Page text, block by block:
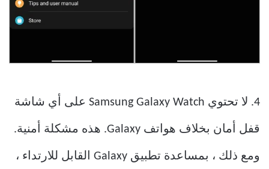
4. لا تحتوي Samsung Galaxy Watch على أي شاشة
قفل أمان بخلاف هواتف Galaxy. هذه مشكلة أمنية.
ومع ذلك ، بمساعدة تطبيق Galaxy القابل للارتداء ،